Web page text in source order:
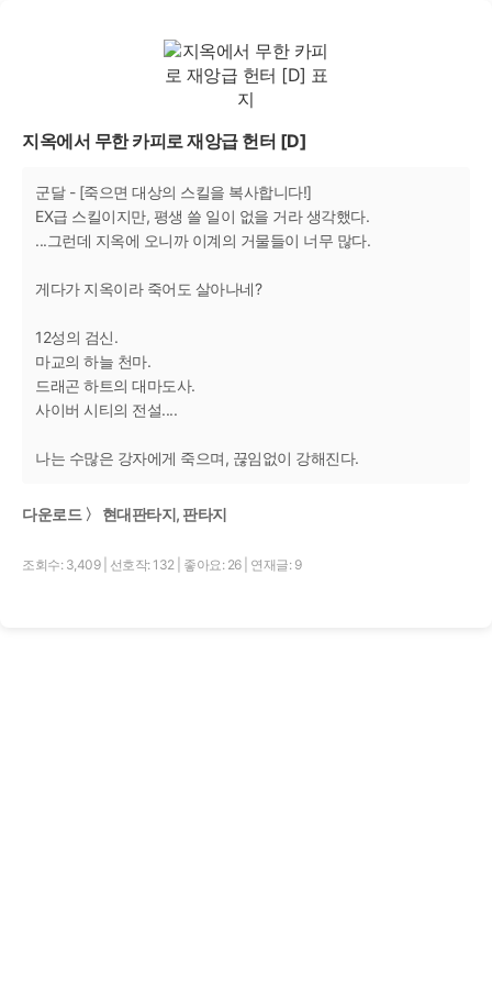
지옥에서 무한 카피로 재앙급 헌터 [D]
군달 - [죽으면 대상의 스킬을 복사합니다!]
EX급 스킬이지만, 평생 쓸 일이 없을 거라 생각했다.
...그런데 지옥에 오니까 이계의 거물들이 너무 많다.
게다가 지옥이라 죽어도 살아나네?
12성의 검신.
마교의 하늘 천마.
드래곤 하트의 대마도사.
사이버 시티의 전설....
나는 수많은 강자에게 죽으며, 끊임없이 강해진다.
다운로드 〉 현대판타지, 판타지
조회수: 3,409 선호작: 132 좋아요: 26 연재글: 9